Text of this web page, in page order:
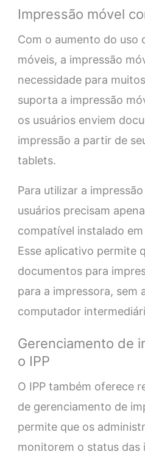
Impressão móvel
Com o aumento do uso
móveis, a impressão
necessidade para
suporta a impressão
os usuários enviem
impressão a partir de
tablets.
Para utilizar a
usuários precisam
compatível instalado
Esse aplicativo permite
documentos para
para a impressora, sem
computador
Gerenciamento de
o IPP
O IPP também oferece
de gerenciamento de
permite que os
monitorem o status das